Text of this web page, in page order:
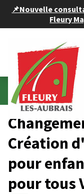
📌Nouvelle
Fleury
Budget participatif
Création
pour
pour tous
Panneau de gestion des